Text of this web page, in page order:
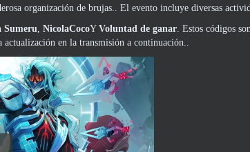
organización de brujas.. El evento incluye diversas
Sumeru, NicolaCocoY Voluntad de ganar. Estos códigos
actualización en la transmisión a continuación..